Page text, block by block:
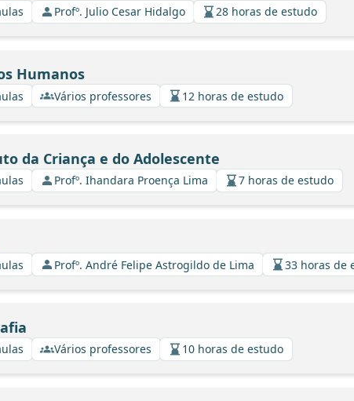
Profº. Julio Cesar Hidalgo 28 horas de estudo
Humanos
Vários professores 12 horas de estudo
da Criança e do Adolescente
Profº. Ihandara Proença Lima 7 horas de estudo
Profº. André Felipe Astrogildo de Lima 33 horas de
Vários professores 10 horas de estudo